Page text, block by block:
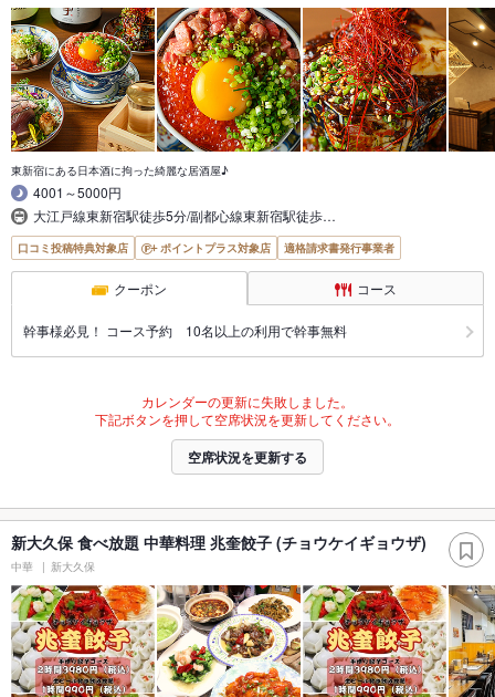
東新宿にある日本酒に拘った綺麗な居酒屋♪
4001～5000円
大江戸線東新宿駅徒歩5分/副都心線東新宿駅徒歩…
口コミ投稿特典対象店 ポイントプラス対象店 適格請求書発行事業者
クーポン コース
幹事様必見！ コース予約 10名以上の利用で幹事無料
カレンダーの更新に失敗しました。
下記ボタンを押して空席状況を更新してください。
空席状況を更新する
新大久保 食べ放題 中華料理 兆奎餃子 (チョウケイギョウザ)
中華 新大久保